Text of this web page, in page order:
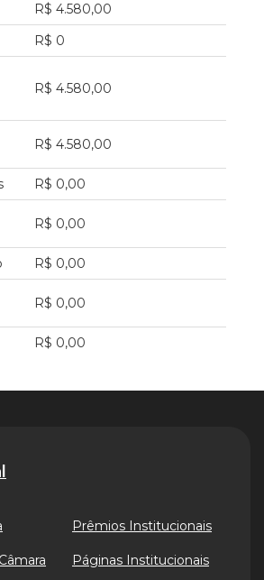
R$ 4.580,00
R$ 0
R$ 4.580,00
R$ 4.580,00
R$ 0,00
R$ 0,00
R$ 0,00
R$ 0,00
R$ 0,00
Prêmios Institucionais
Páginas Institucionais